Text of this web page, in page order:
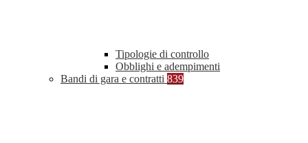
Tipologie di controllo
Obblighi e adempimenti
Bandi di gara e contratti 839